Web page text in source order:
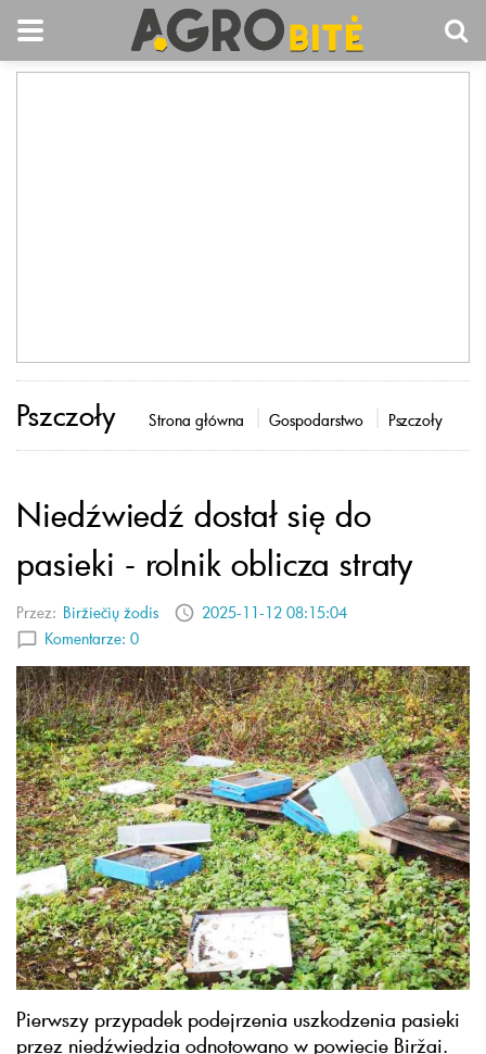
Pszczoły Strona główna Gospodarstwo Pszczoły
Niedźwiedź dostał się do
pasieki - rolnik oblicza straty
Przez: Biržiečių žodis
2025-11-12 08:15:04
Komentarze: 0
Pierwszy przypadek podejrzenia uszkodzenia pasieki
przez niedźwiedzia odnotowano w powiecie Biržai.